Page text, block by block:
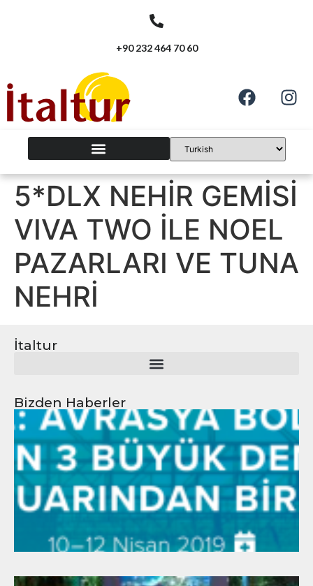
+90 232 464 70 60
5*DLX NEHİR GEMİSİ
VIVA TWO İLE NOEL
PAZARLARI VE TUNA
NEHRİ
İtaltur
Bizden Haberler